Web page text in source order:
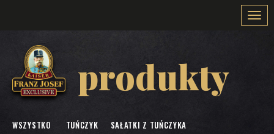
produkty
WSZYSTKO TUŃCZYK
SAŁATKI Z TUŃCZYKA